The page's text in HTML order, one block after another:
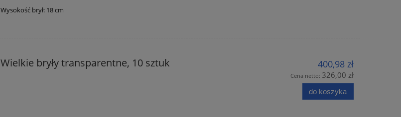
Wysokość brył: 18 cm
Wielkie bryły transparentne, 10 sztuk 400,98 zł
Cena netto: 326,00 zł
do koszyka